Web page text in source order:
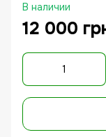
В наличии
12 000